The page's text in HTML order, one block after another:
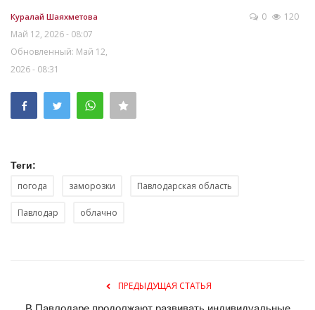
Куралай Шаяхметова
Май 12, 2026 - 08:07
Обновленный: Май 12,
2026 - 08:31
0 120
Теги:
погода заморозки Павлодарская область
Павлодар облачно
ПРЕДЫДУЩАЯ СТАТЬЯ